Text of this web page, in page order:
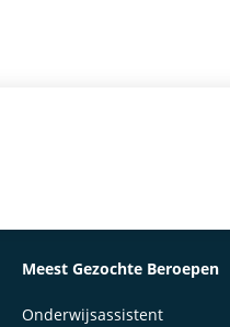
Meest Gezochte Beroepen
Onderwijsassistent